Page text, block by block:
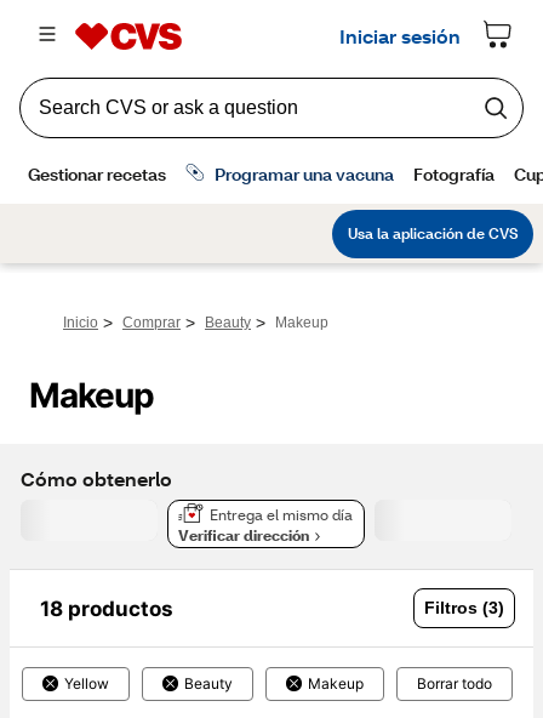
Inicio > Comprar > Beauty > Makeup
Makeup
Cómo obtenerlo
Entrega el mismo día
Verificar dirección
18 productos Filtros (3)
Yellow Beauty Makeup Borrar todo